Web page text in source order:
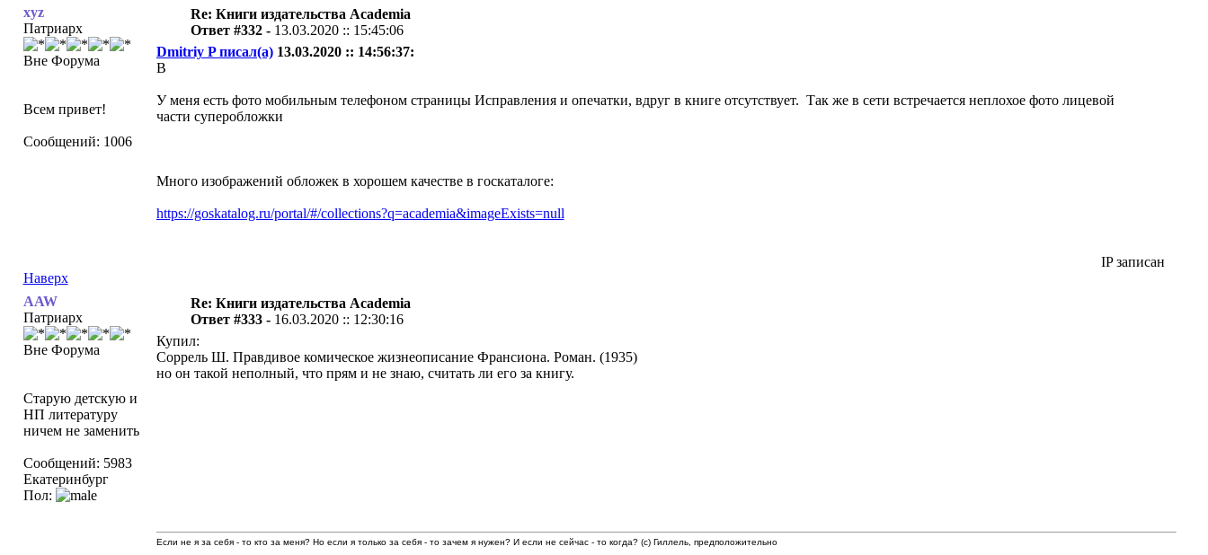
xyz
Патриарх
Вне Форума
Всем привет!
Сообщений: 1006
Re: Книги издательства Academia
Ответ #332 - 13.03.2020 :: 15:45:06
Dmitriy P писал(а)13.03.2020 :: 14:56:37:
В
У меня есть фото мобильным телефоном страницы Исправления и опечатки, вдруг в книге отсутствует. Так же в сети встречается неплохое фото лицевой
части суперобложки
Много изображений обложек в хорошем качестве в госкаталоге:
https://goskatalog.ru/portal/#/collections?q=academia&imageExists=null
Наверх
IP записан
AAW
Патриарх
Вне Форума
Старую детскую и
НП литературу
ничем не заменить
Сообщений: 5983
Екатеринбург
Пол:
Re: Книги издательства Academia
Ответ #333 - 16.03.2020 :: 12:30:16
Купил:
Соррель Ш. Правдивое комическое жизнеописание Франсиона. Роман. (1935)
но он такой неполный, что прям и не знаю, считать ли его за книгу.
Если не я за себя - то кто за меня? Но если я только за себя - то зачем я нужен? И если не сейчас - то когда? (с) Гиллель, предположительно